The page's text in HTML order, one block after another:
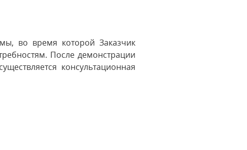
во время которой Заказчик
После демонстрации
консультационная